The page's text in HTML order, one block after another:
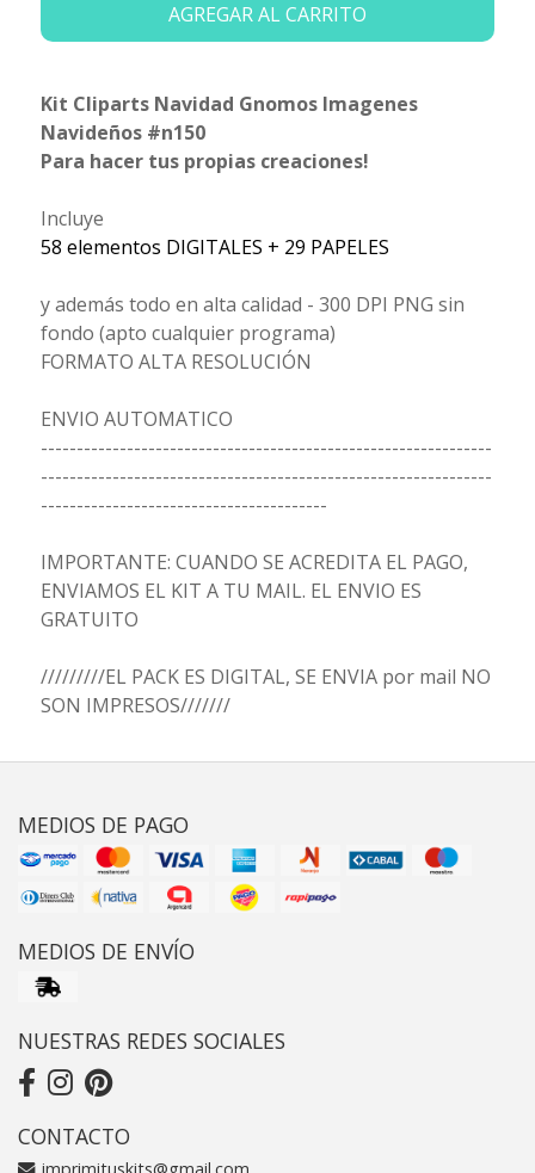
AGREGAR AL CARRITO
Kit Cliparts Navidad Gnomos Imagenes
Navideños #n150
Para hacer tus propias creaciones!
Incluye
58 elementos DIGITALES + 29 PAPELES
y además todo en alta calidad - 300 DPI PNG sin
fondo (apto cualquier programa)
FORMATO ALTA RESOLUCIÓN
ENVIO AUTOMATICO
---------------------------------------------------------------
---------------------------------------------------------------
----------------------------------------
IMPORTANTE: CUANDO SE ACREDITA EL PAGO,
ENVIAMOS EL KIT A TU MAIL. EL ENVIO ES
GRATUITO
/////////EL PACK ES DIGITAL, SE ENVIA por mail NO
SON IMPRESOS///////
MEDIOS DE PAGO
MEDIOS DE ENVÍO
NUESTRAS REDES SOCIALES
CONTACTO